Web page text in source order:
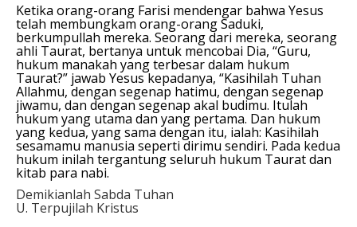
Ketika orang-orang Farisi mendengar bahwa Yesus
telah membungkam orang-orang Saduki,
berkumpullah mereka. Seorang dari mereka, seorang
ahli Taurat, bertanya untuk mencobai Dia, “Guru,
hukum manakah yang terbesar dalam hukum
Taurat?” jawab Yesus kepadanya, “Kasihilah Tuhan
Allahmu, dengan segenap hatimu, dengan segenap
jiwamu, dan dengan segenap akal budimu. Itulah
hukum yang utama dan yang pertama. Dan hukum
yang kedua, yang sama dengan itu, ialah: Kasihilah
sesamamu manusia seperti dirimu sendiri. Pada kedua
hukum inilah tergantung seluruh hukum Taurat dan
kitab para nabi.
Demikianlah Sabda Tuhan
U. Terpujilah Kristus